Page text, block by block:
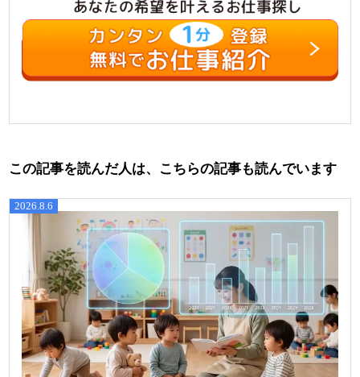
この記事を読んだ人は、こちらの記事も読んでいます
2026.8.6